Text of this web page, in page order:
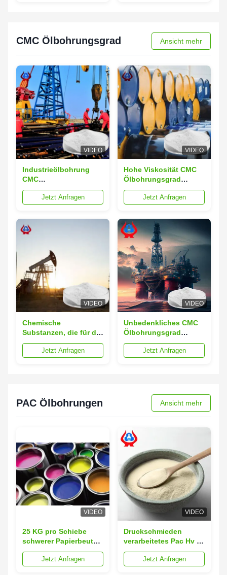
CMC Ölbohrungsgrad Ansicht mehr
VIDEO
Industrieölbohrung
CMC
Natriumcarboxymethyl
CelluloseJetzt Anfragen
VIDEO
Hohe Viskosität CMC
Ölbohrungsgrad
Säurebeständigkeit
CMC-HVJetzt Anfragen
VIDEO
Chemische
Substanzen, die für die
Herstellung von
Chemikalien verwendet
Jetzt Anfragen
VIDEO
Unbedenkliches CMC
Ölbohrungsgrad
Gesättigtes Salzwasser
CMC-LV Pulver BRCS
Jetzt Anfragen
PAC Ölbohrungen Ansicht mehr
VIDEO
25 KG pro Schiebe
schwerer Papierbeutel
Ölbohrungsklasse
Zellulose zur
Jetzt Anfragen
VIDEO
Druckschmieden
verarbeitetes Pac Hv /
Filtrationsverlustpulver
erfüllt API-13A 16 Max.
Jetzt Anfragen